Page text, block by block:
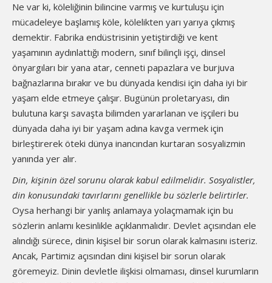
Ne var ki, köleliğinin bilincine varmış ve kurtuluşu için
mücadeleye başlamış köle, kölelikten yarı yarıya çıkmış
demektir. Fabrika endüstrisinin yetiştirdiği ve kent
yaşamının aydınlattığı modern, sınıf bilinçli işçi, dinsel
önyargıları bir yana atar, cenneti papazlara ve burjuva
bağnazlarına bırakır ve bu dünyada kendisi için daha iyi bir
yaşam elde etmeye çalışır. Bugünün proletaryası, din
bulutuna karşı savaşta bilimden yararlanan ve işçileri bu
dünyada daha iyi bir yaşam adına kavga vermek için
birleştirerek öteki dünya inancından kurtaran sosyalizmin
yanında yer alır.
Din, kişinin özel sorunu olarak kabul edilmelidir. Sosyalistler,
din konusundaki tavırlarını genellikle bu sözlerle belirtirler.
Oysa herhangi bir yanlış anlamaya yolaçmamak için bu
sözlerin anlamı kesinlikle açıklanmalıdır. Devlet açısından ele
alındığı sürece, dinin kişisel bir sorun olarak kalmasını isteriz.
Ancak, Partimiz açısından dini kişisel bir sorun olarak
göremeyiz. Dinin devletle ilişkisi olmaması, dinsel kurumların